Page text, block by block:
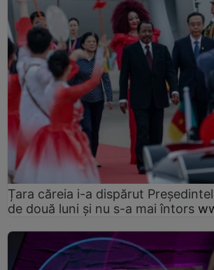
Țara căreia i-a dispărut
de două luni și nu s-a mai întors